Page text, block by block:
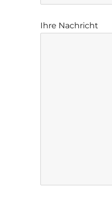
Ihre Nachricht